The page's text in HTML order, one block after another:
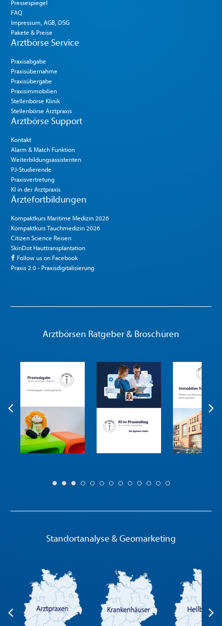
Pressespiegel
FAQ
Impressum, AGB, DSG
Pakete & Preise
Arztbörse Service
Praxisabgabe
Praxisübernahme
Praxisübergabe
Praxisimmobilien
Stellenbörse Klinik
Stellenbörse Arztpraxis
Arztbörse Support
Kontakt
Alarm & Match Funktion
Weiterbildungsassistenten
PJ-Studierende
Praxisvertretung
KI in der Arztpraxis
Ärztefortbildungen
Kompaktkurs Maritime Medizin 2026
Kompaktkurs Tauchmedizin 2026
Citizen Science Reisen
SkinDot Hauttransplantation
Follow us on Facebook
Praxis 2.0 - Praxisdigitalisierung
Arztbörsen Ratgeber & Broschüren
Standortanalyse & Geomarketing